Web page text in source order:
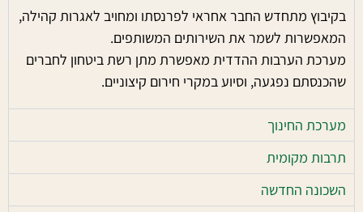
בקיבוץ מתחדש החבר אחראי לפרנסתו ומחויב לאגרות קהילה,
המאפשרות לשמר את השירותים המשותפים.
מערכת הערבות ההדדית מאפשרת מתן רשת ביטחון לחברים
שהכנסתם נפגעה, וסיוע במקרי חירום קיצוניים.
מערכת החינוך
תרבות מקומית
השכונה החדשה